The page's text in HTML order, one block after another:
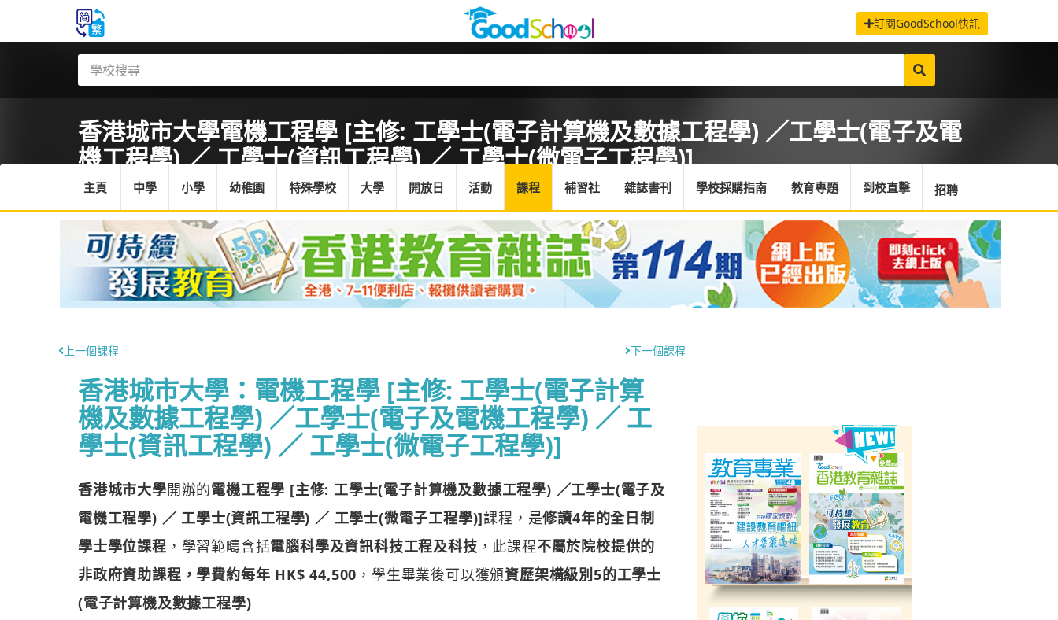
訂閱GoodSchool快訊
香港城市大學電機工程學 [主修: 工學士(電子計算機及數據工程學) ／工學士(電子及電
機工程學) ／ 工學士(資訊工程學) ／ 工學士(微電子工程學)]
首頁 / 課程
主頁 中學 小學 幼稚園 特殊學校 大學 開放日 活動 課程 補習社 雜誌書刊 學校採購指南 教育專題 到校直擊 招聘
上一個課程 下一個課程
香港城市大學：電機工程學 [主修: 工學士(電子計算
機及數據工程學) ／工學士(電子及電機工程學) ／ 工
學士(資訊工程學) ／ 工學士(微電子工程學)]
香港城市大學開辦的電機工程學 [主修: 工學士(電子計算機及數據工程學) ／工學士(電子及
電機工程學) ／ 工學士(資訊工程學) ／ 工學士(微電子工程學)]課程，是修讀4年的全日制
學士學位課程 ，學習範疇含括電腦科學及資訊科技工程及科技 ，此課程不屬於院校提供的
非政府資助課程，學費約每年 HK$ 44,500 ，學生畢業後可以獲頒資歷架構級別5的工學士
(電子計算機及數據工程學)